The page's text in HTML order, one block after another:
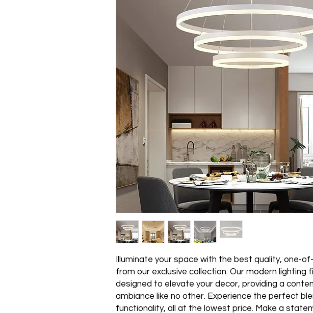
Illuminate your space with the best quality, one-
from our exclusive collection. Our modern lighting
designed to elevate your decor, providing a
ambiance like no other. Experience the perfect
functionality, all at the lowest price. Make a